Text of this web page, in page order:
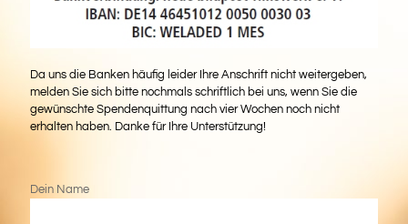
Da uns die Banken häufig leider Ihre Anschrift nicht weitergeben,
melden Sie sich bitte nochmals schriftlich bei uns, wenn Sie die
gewünschte Spendenquittung nach vier Wochen noch nicht
erhalten haben. Danke für Ihre Unterstützung!
Dein Name